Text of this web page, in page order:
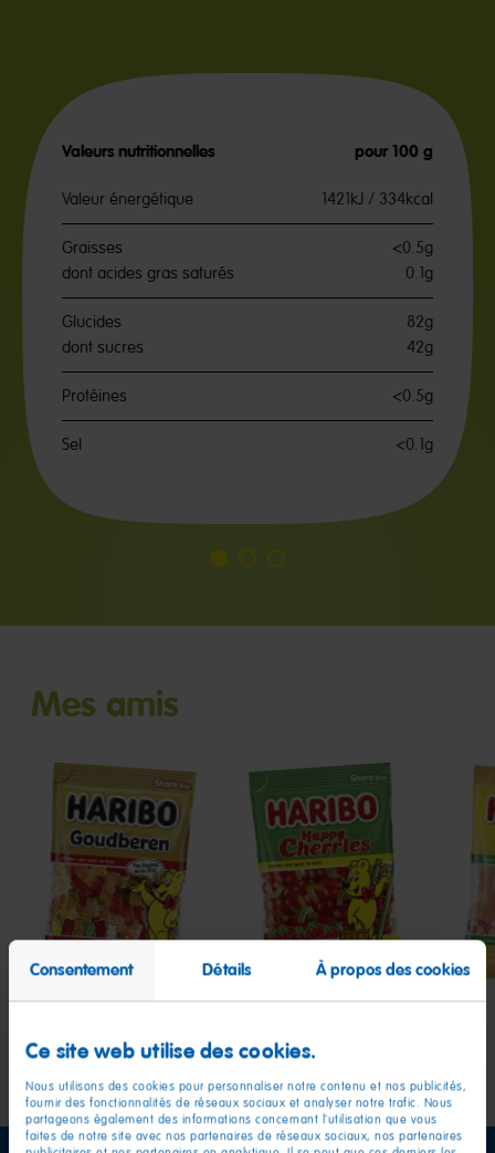
Consentement Détails À propos des cookies
Ce site web utilise des cookies.
Nous utilisons des cookies pour personnaliser notre contenu et nos publicités,
fournir des fonctionnalités de réseaux sociaux et analyser notre trafic. Nous
partageons également des informations concernant l'utilisation que vous
faites de notre site avec nos partenaires de réseaux sociaux, nos partenaires
Valeurs nutritionnelles pour 100 g
Valeur énergétique 1421kJ / 334kcal
Graisses
<0.5g
dont acides gras saturés
0.1g
Glucides
82g
dont sucres
42g
Protéines <0.5g
Sel <0.1g
Aller
diapositive
Aller
diapositive
Aller
diapositive
Mes amis
Oursons
d'Or
Happy
Cherries